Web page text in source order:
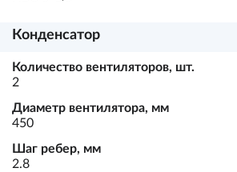
Конденсатор
Количество вентиляторов, шт.
2
Диаметр вентилятора, мм
450
Шаг ребер, мм
2.8